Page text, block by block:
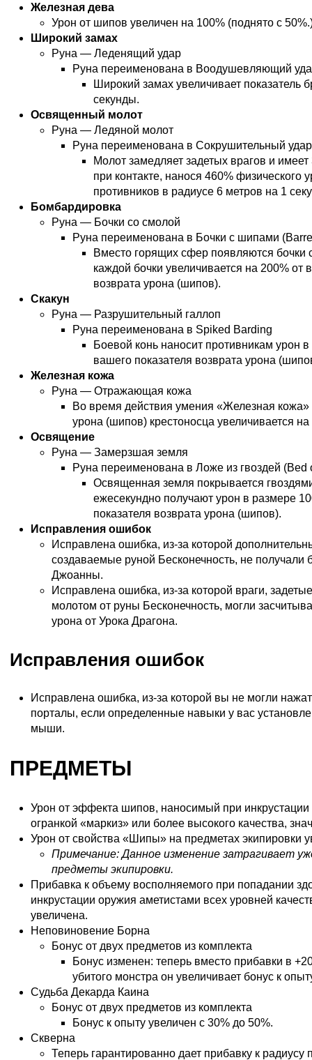
Железная дева
Урон от шипов увеличен на 100% (поднято с
Широкий замах
Руна — Леденящий удар
Руна переименована в Воодушевляющий
Широкий замах увеличивает показатель
секунды.
Освященный молот
Руна — Ледяной молот
Руна переименована в Сокрушительный
Молот замедляет задетых врагов и
при контакте, нанося 460% физического
противников в радиусе 6 метров на 1
Бомбардировка
Руна — Бочки со смолой
Руна переименована в Бочки с шипами
Вместо горящих сфер появляются бочки
каждой бочки увеличивается на 200% от
возврата урона (шипов).
Скакун
Руна — Разрушительный галлоп
Руна переименована в Spiked Barding
Боевой конь наносит противникам урон
вашего показателя возврата урона
Железная кожа
Руна — Отражающая кожа
Во время действия умения «Железная кожа»
урона (шипов) крестоносца увеличивается на
Освящение
Руна — Замерзшая земля
Руна переименована в Ложе из гвоздей (Bed
Освященная земля покрывается
ежесекундно получают урон в размере
показателя возврата урона (шипов).
Исправления ошибок
Исправлена ошибка, из-за которой
создаваемые руной Бесконечность, не получали
Джоанны.
Исправлена ошибка, из-за которой враги,
молотом от руны Бесконечность, могли
урона от Урока Драгона.
Исправления ошибок
Исправлена ошибка, из-за которой вы не могли
порталы, если определенные навыки у вас
мыши.
ПРЕДМЕТЫ
Урон от эффекта шипов, наносимый при инкрустации
огранкой «маркиз» или более высокого качества,
Урон от свойства «Шипы» на предметах экипировки
Примечание: Данное изменение затрагивает
предметы экипировки.
Прибавка к объему восполняемого при попадании
инкрустации оружия аметистами всех уровней
увеличена.
Неповиновение Борна
Бонус от двух предметов из комплекта
Бонус изменен: теперь вместо прибавки в
убитого монстра он увеличивает бонус к
Судьба Декарда Каина
Бонус от двух предметов из комплекта
Бонус к опыту увеличен с 30% до 50%.
Скверна
Теперь гарантированно дает прибавку к радиусу